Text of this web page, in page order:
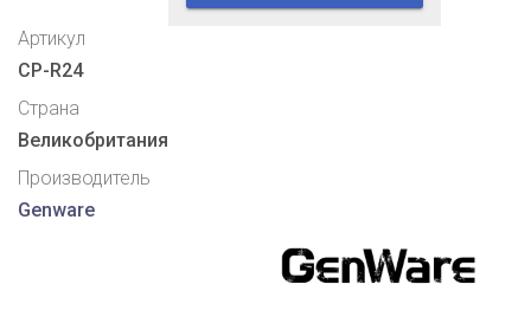
Артикул
CP-R24
Страна
Великобритания
Производитель
Genware